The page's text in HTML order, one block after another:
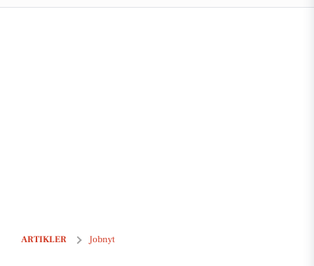
års jubilæum
ARTIKLER Jobnyt
Pædagogmedhjælper til SFO og skole søges: Fremme børns